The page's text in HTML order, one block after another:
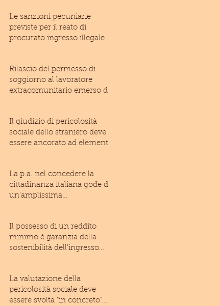
Le sanzioni pecuniarie
previste per il reato di
procurato ingresso illegale di
Rilascio del permesso di
soggiorno al lavoratore
extracomunitario emerso dal
Il giudizio di pericolosità
sociale dello straniero deve
essere ancorato ad elementi
La p.a. nel concedere la
cittadinanza italiana gode di
un'amplissima
Il possesso di un reddito
minimo è garanzia della
sostenibilità dell'ingresso
La valutazione della
pericolosità sociale deve
essere svolta "in concreto"